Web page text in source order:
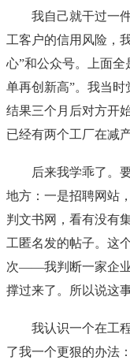
我自己就干过一
工客户的信用风险，
心”和公众号。上面全
单再创新高”。我当时
结果三个月后对方开
已经有两个工厂在减
后来我学乖了。
地方：一是招聘网站
判文书网，看有没有
工匿名发的帖子。这
次——我判断一家企
撑过来了。所以说这
我认识一个在工
了我一个更狠的办法